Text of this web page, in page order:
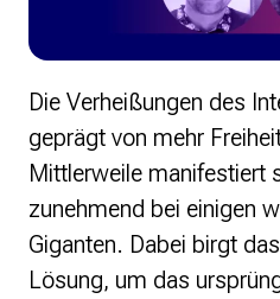
Die Verheißungen des
geprägt von mehr
Mittlerweile manifestiert
zunehmend bei einigen
Giganten. Dabei birgt
Lösung, um das